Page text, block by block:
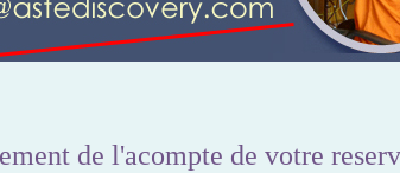
de l'acompte de votre